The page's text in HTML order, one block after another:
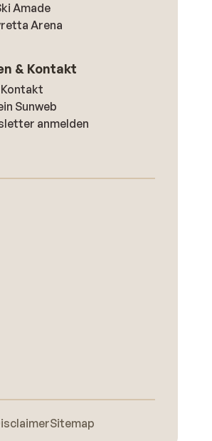
Amade
Arena
& Kontakt
Kontakt
Sunweb
anmelden
Sitemap